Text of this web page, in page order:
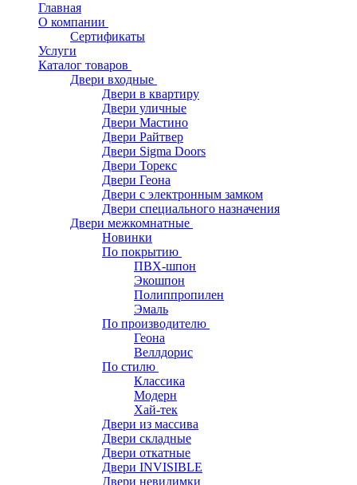
Главная
О компании
Сертификаты
Услуги
Каталог товаров
Двери входные
Двери в квартиру
Двери уличные
Двери Мастино
Двери Райтвер
Двери Sigma Doors
Двери Торекс
Двери Геона
Двери с электронным замком
Двери специального назначения
Двери межкомнатные
Новинки
По покрытию
ПВХ-шпон
Экошпон
Полиппропилен
Эмаль
По производителю
Геона
Веллдорис
По стилю
Классика
Модерн
Хай-тек
Двери из массива
Двери складные
Двери откатные
Двери INVISIBLE
Двери невидимки